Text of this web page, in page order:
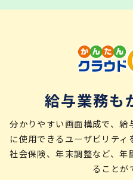
給与業務も
分かりやすい画面構成で、
に使用できるユーザビリティ
社会保険、年末調整など、
ることが